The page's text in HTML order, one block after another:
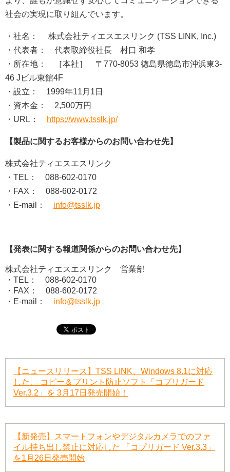
社会の実現に取り組んでいます。
・社名： 株式会社ティエスエスリンク (TSS LINK, Inc.)
・代表者： 代表取締役社長 村口 和孝
・所在地： ［本社］ 〒770-8053 徳島県徳島市沖浜東3-
46 Jビル東館4F
・設立： 1999年11月1日
・資本金： 2,500万円
・URL：
https://www.tsslk.jp/
【製品に関するお客様からのお問い合わせ先】
株式会社ティエスエスリンク
・TEL： 088-602-0170
・FAX： 088-602-0172
・E-mail： info@tsslk.jp
【発表に関する報道関係からのお問い合わせ先】
株式会社ティエスエスリンク 営業部
・TEL： 088-602-0170
・FAX： 088-602-0172
・E-mail： info@tsslk.jp
【ニュースリリース】TSS LINK、Windows 8.1に対応
した、 コピー＆プリント防止ソフト「コプリガード
Ver.3.2」を 3月17日発売開始！
【新発売】スマートフォンやデジタルカメラでのファ
イル持ち出し禁止に対応した 「コプリガード Ver.3.3」
を1月26日発売開始